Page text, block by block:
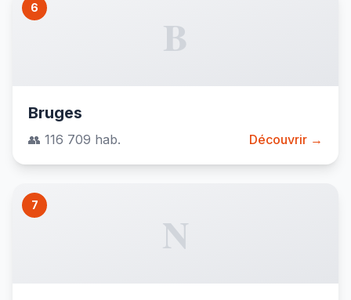
6
B
Bruges
👥 116 709 hab. Découvrir →
7
N